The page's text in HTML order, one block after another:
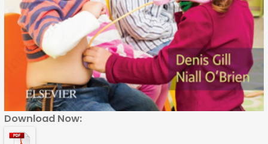
Download Now: